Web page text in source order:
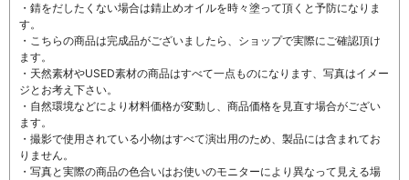
・錆をだしたくない場合は錆止めオイルを時々塗って頂くと予防になりま
す。
・こちらの商品は完成品がございましたら、ショップで実際にご確認頂け
ます。
・天然素材やUSED素材の商品はすべて一点ものになります、写真はイメー
ジとお考え下さい。
・自然環境などにより材料価格が変動し、商品価格を見直す場合がござい
ます。
・撮影で使用されている小物はすべて演出用のため、製品には含まれてお
りません。
・写真と実際の商品の色合いはお使いのモニターにより異なって見える場